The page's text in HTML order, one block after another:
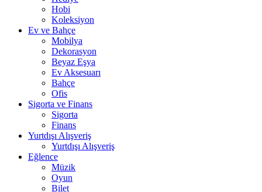
Hobi
Koleksiyon
Ev ve Bahçe
Mobilya
Dekorasyon
Beyaz Eşya
Ev Aksesuarı
Bahçe
Ofis
Sigorta ve Finans
Sigorta
Finans
Yurtdışı Alışveriş
Yurtdışı Alışveriş
Eğlence
Müzik
Oyun
Bilet